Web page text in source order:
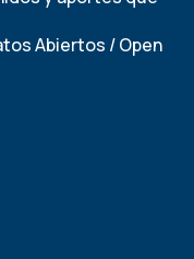
Abiertos / Open